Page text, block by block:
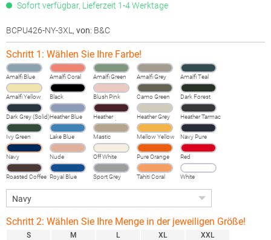
Sofort verfügbar, Lieferzeit 1-4 Werktage
BCPU426-NY-3XL , von: B&C
Schritt 1: Wählen Sie Ihre Farbe!
Amalfi Blue Amalfi Coral Amalfi Green Amalfi Grey Amalfi Teal
Amalfi Yellow Black Blush Pink Camo Green Dark Forest
Dark Grey (Solid)Heather Blue
Heather
Burgundy
Heather Grey
Fog
Heather Tarmac
Ivy Green Lake Blue Mastic Mellow Yellow Navy Pure
Navy Nude Off White Pure Orange Red
Roasted Coffee Royal Blue
Sport Grey
(Heather)
Tahiti Coral White
Schritt 2: Wählen Sie Ihre Menge in der jeweiligen Größe!
S
M
L
XL
XXL